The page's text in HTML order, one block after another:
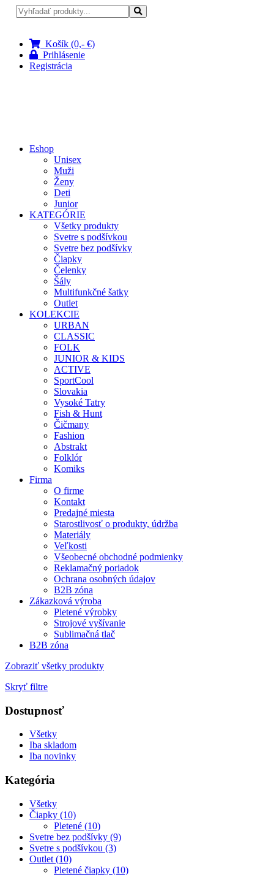
Košík (0,- €)
Prihlásenie
Registrácia
Eshop
Unisex
Muži
Ženy
Deti
Junior
KATEGÓRIE
Všetky produkty
Svetre s podšívkou
Svetre bez podšívky
Čiapky
Čelenky
Šály
Multifunkčné šatky
Outlet
KOLEKCIE
URBAN
CLASSIC
FOLK
JUNIOR & KIDS
ACTIVE
SportCool
Slovakia
Vysoké Tatry
Fish & Hunt
Čičmany
Fashion
Abstrakt
Folklór
Komiks
Firma
O firme
Kontakt
Predajné miesta
Starostlivosť o produkty, údržba
Materiály
Veľkosti
Všeobecné obchodné podmienky
Reklamačný poriadok
Ochrana osobných údajov
B2B zóna
Zákazková výroba
Pletené výrobky
Strojové vyšívanie
Sublimačná tlač
B2B zóna
Zobraziť všetky produkty
Skryť filtre
Dostupnosť
Všetky
Iba skladom
Iba novinky
Kategória
Všetky
Čiapky (10)
Pletené (10)
Svetre bez podšívky (9)
Svetre s podšívkou (3)
Outlet (10)
Pletené čiapky (10)